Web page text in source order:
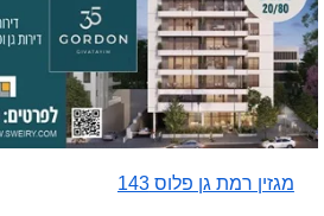
מגזין רמת גן פלוס 143